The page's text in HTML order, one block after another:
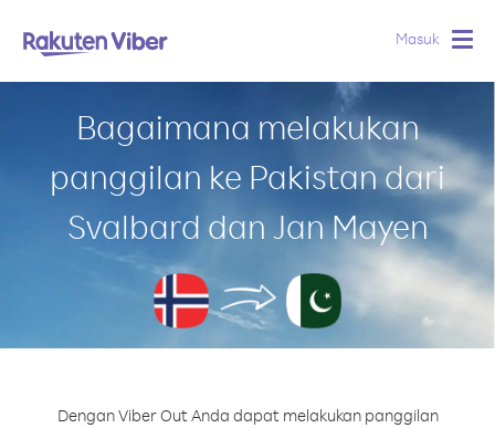
Masuk
Bagaimana melakukan
panggilan ke Pakistan dari
Svalbard dan Jan Mayen
Dengan Viber Out Anda dapat melakukan panggilan